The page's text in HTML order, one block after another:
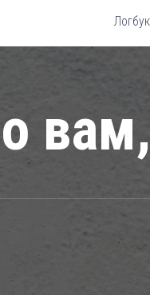
Логбук